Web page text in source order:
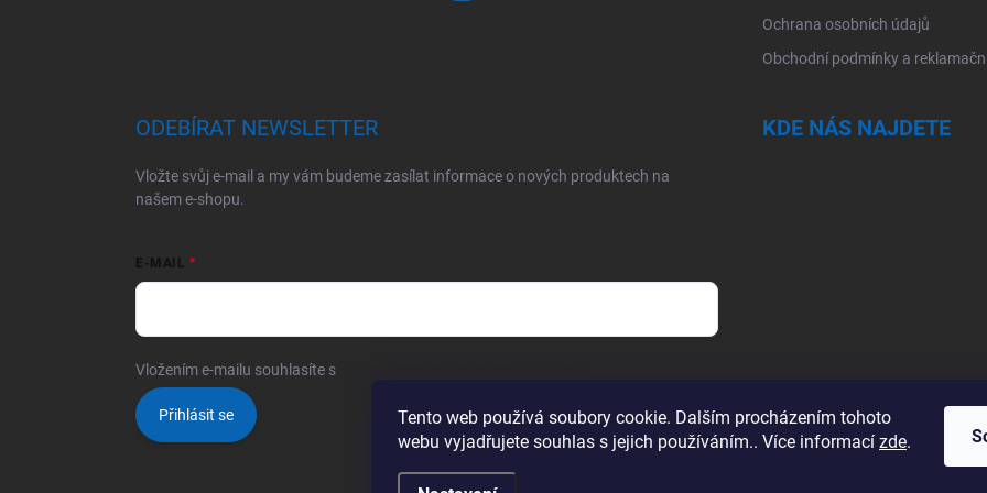
Tento web používá soubory cookie. Dalším procházením tohoto
webu vyjadřujete souhlas s jejich používáním.. Více informací zde.
Ochrana osobních údajů
Obchodní podmínky a
ODEBÍRAT NEWSLETTER
Vložte svůj e-mail a my vám budeme zasílat informace o nových produktech na
našem e-shopu.
E-MAIL
Vložením e-mailu souhlasíte s
Přihlásit se
KDE NÁS NAJDETE